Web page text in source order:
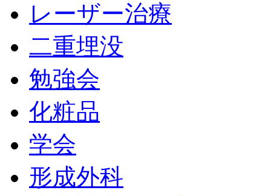
レーザー治療
二重埋没
勉強会
化粧品
学会
形成外科